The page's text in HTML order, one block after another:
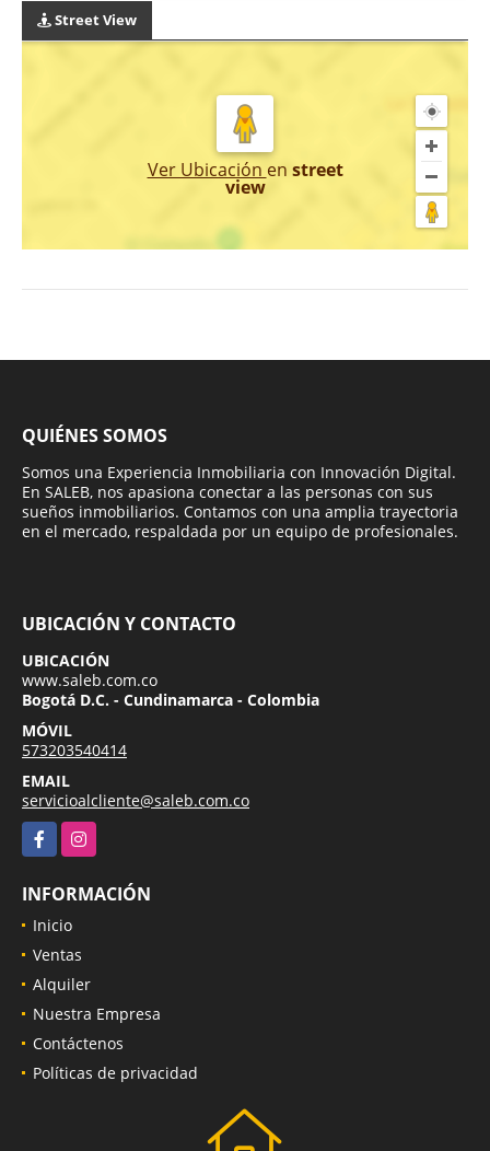
Street View
Ver Ubicación en street
view
QUIÉNES SOMOS
Somos una Experiencia Inmobiliaria con Innovación Digital.
En SALEB, nos apasiona conectar a las personas con sus
sueños inmobiliarios. Contamos con una amplia trayectoria
en el mercado, respaldada por un equipo de profesionales.
UBICACIÓN Y CONTACTO
UBICACIÓN
www.saleb.com.co
Bogotá D.C. - Cundinamarca - Colombia
MÓVIL
573203540414
EMAIL
servicioalcliente@saleb.com.co
FacebookInstagram
INFORMACIÓN
Inicio
Ventas
Alquiler
Nuestra Empresa
Contáctenos
Políticas de privacidad